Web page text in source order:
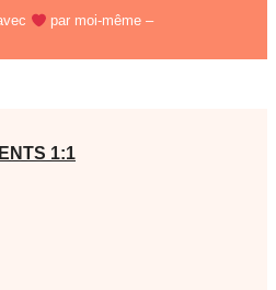
par moi-même –
1:1